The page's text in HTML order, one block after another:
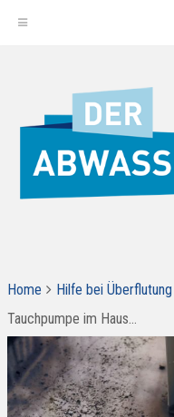
Inhalt
springen
Home Hilfe bei Überflutung
Tauchpumpe im Haus…